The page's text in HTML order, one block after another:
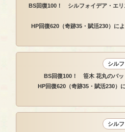
BS回復100！ シルフォイデア・エリ
HP回復620（奇跡35・賦活230）に
シル
BS回復100！ 笹木 花丸のバッ
HP回復620（奇跡35・賦活230）
シル